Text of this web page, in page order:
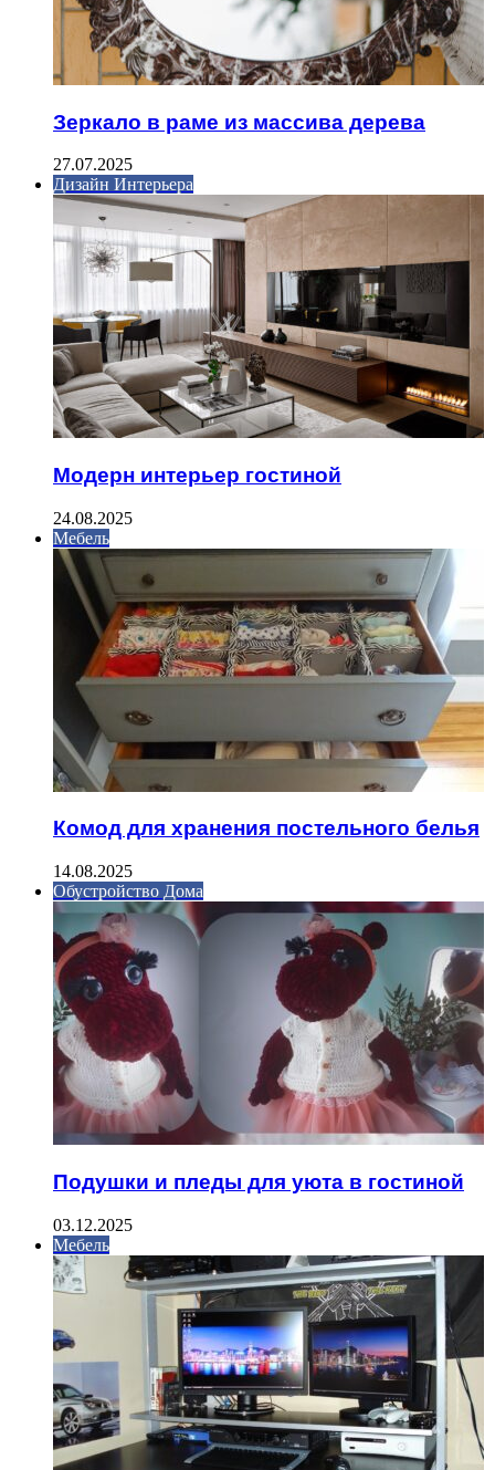
Зеркало в раме из массива дерева
27.07.2025
Дизайн Интерьера
Модерн интерьер гостиной
24.08.2025
Мебель
Комод для хранения постельного белья
14.08.2025
Обустройство Дома
Подушки и пледы для уюта в гостиной
03.12.2025
Мебель